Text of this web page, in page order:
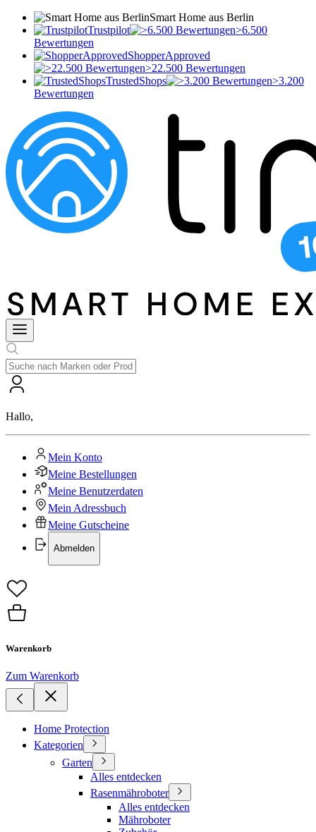
Smart Home aus Berlin
Trustpilot
>6.500
Bewertungen
ShopperApproved
>22.500 Bewertungen
TrustedShops
>3.200
Bewertungen
Hallo,
Mein Konto
Meine Bestellungen
Meine Benutzerdaten
Mein Adressbuch
Meine Gutscheine
Abmelden
Warenkorb
Zum Warenkorb
Home Protection
Kategorien
Garten
Alles entdecken
Rasenmähroboter
Alles entdecken
Mähroboter